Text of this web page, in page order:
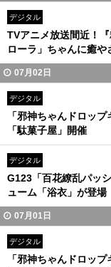
デジタル
TVアニメ放送間近！
ローラ」ちゃんに癒や
07月02日
デジタル
「邪神ちゃんドロッ
「駄菓子屋」開催
デジタル
G123「百花繚乱パッ
ューム「浴衣」が登場
07月01日
デジタル
「邪神ちゃんドロッ